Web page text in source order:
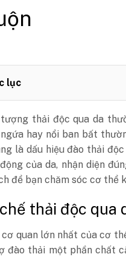
lục
thải độc qua da
ngứa hay nổi ban bất
là dấu hiệu đào thải
của da, nhận diện
để bạn chăm sóc cơ thể
thải độc qua
cơ quan lớn nhất của cơ
đào thải một phần chất